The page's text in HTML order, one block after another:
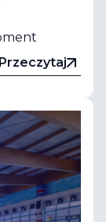
Przeczytaj